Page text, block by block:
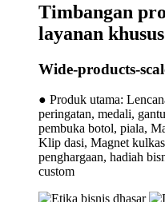
Timbangan
layanan khusus
Wide-products-
● Produk utama:
peringatan, medali,
pembuka botol, piala,
Klip dasi, Magnet
penghargaan, hadiah
custom